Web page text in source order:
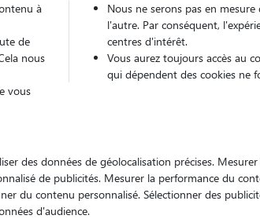
Pour
Trouver
à
de
nous
vous
Nous ne serons pas en
l'autre. Par conséquent,
centres d'intérêt.
Vous aurez toujours accès au
qui dépendent des cookies ne
des données de géolocalisation précises.
de publicités. Mesurer la performance du
du contenu personnalisé. Sélectionner des
d'audience.